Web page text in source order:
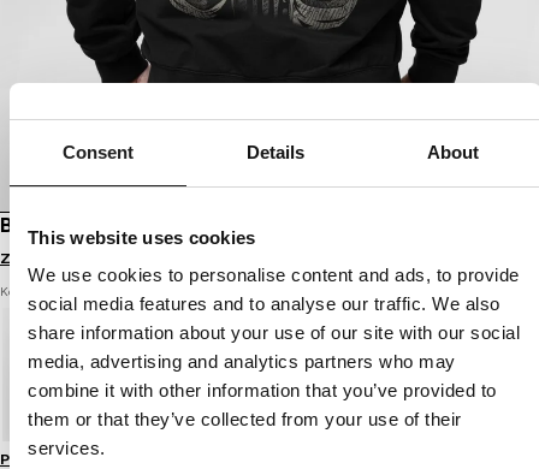
Consent Details About
This website uses cookies
We use cookies to personalise content and ads, to provide
social media features and to analyse our traffic. We also
share information about your use of our site with our social
media, advertising and analytics partners who may
combine it with other information that you’ve provided to
them or that they’ve collected from your use of their
services.
BLUZA ROZPINANA Z KAPTUREM USA
Zaloguj się by zobaczyć ceny
Kolor: black
Przewodnik po rozmiarach